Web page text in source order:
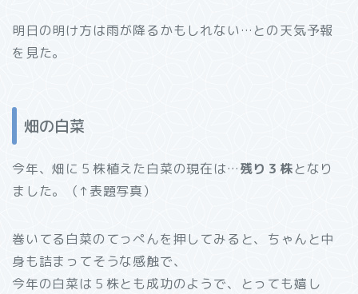
明日の明け方は雨が降るかもしれない…との天気予報
を見た。
畑の白菜
今年、畑に５株植えた白菜の現在は…残り３株となり
ました。（↑表題写真）
巻いてる白菜のてっぺんを押してみると、ちゃんと中
身も詰まってそうな感触で、
今年の白菜は５株とも成功のようで、とっても嬉し